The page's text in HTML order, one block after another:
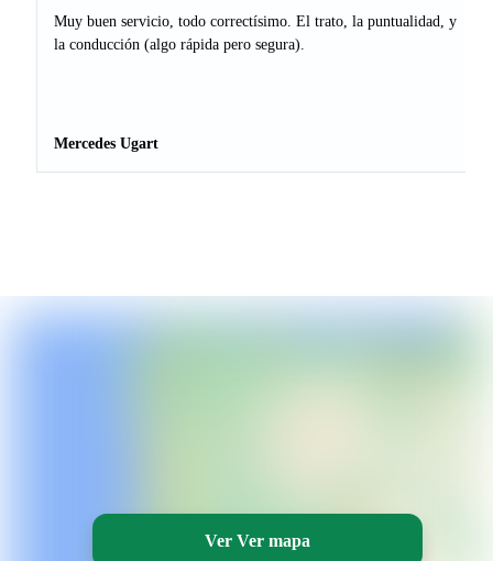
Muy buen servicio, todo correctísimo. El trato, la puntualidad, y
la conducción (algo rápida pero segura).
Mercedes Ugart
Ver Ver mapa